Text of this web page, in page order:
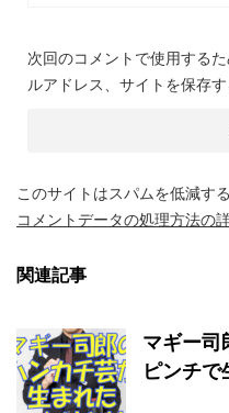
次回のコメントで使用する
ルアドレス、サイトを保存す
このサイトはスパムを低減す
コメントデータの処理方法の
関連記事
マギー司
ピンチで